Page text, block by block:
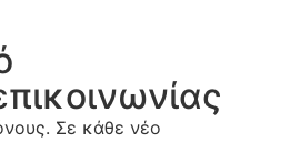
Σε κάθε νέο